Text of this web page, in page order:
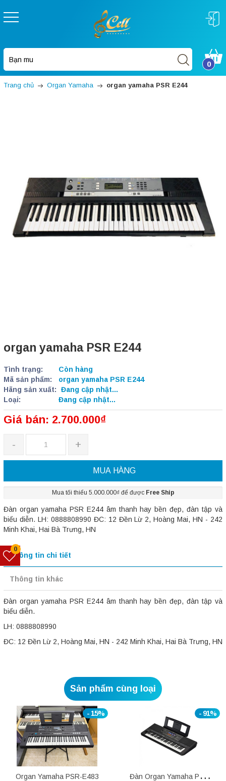
0
Trang chủ Organ Yamaha organ yamaha PSR E244
organ yamaha PSR E244
Tình trạng:
Còn hàng
Mã sản phẩm:
organ yamaha PSR E244
Hãng sản xuất:
Đang cập nhật...
Loại:
Đang cập nhật...
Giá bán: 2.700.000₫
- +
MUA HÀNG
Mua tối thiểu 5.000.000₫ để được Free Ship
Đàn organ yamaha PSR E244 âm thanh hay bền đẹp, đàn tập và
biểu diễn. LH: 0888808990 ĐC: 12 Đền Lừ 2, Hoàng Mai, HN - 242
Minh Khai, Hai Bà Trưng, HN
Thông tin chi tiết
Thông tin khác
Đàn organ yamaha PSR E244 âm thanh hay bền đẹp, đàn tập và
biểu diễn.
LH: 0888808990
ĐC: 12 Đền Lừ 2, Hoàng Mai, HN - 242 Minh Khai, Hai Bà Trưng, HN
Sản phẩm cùng loại
- 15%
Organ Yamaha PSR-E483
- 91%
Đàn Organ Yamaha PSR
0